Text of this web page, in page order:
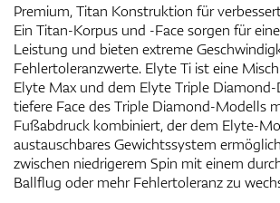
Premium, Titan Konstruktion für
Ein Titan-Korpus und -Face sorgen für
Leistung und bieten extreme
Fehlertoleranzwerte. Elyte Ti ist eine
Elyte Max und dem Elyte Triple Diamond-
tiefere Face des Triple Diamond-Modells
Fußabdruck kombiniert, der dem Elyte-
austauschbares Gewichtssystem
zwischen niedrigerem Spin mit einem
Ballflug oder mehr Fehlertoleranz zu